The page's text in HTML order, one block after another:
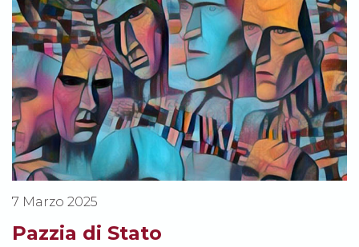
7 Marzo 2025
Pazzia di Stato